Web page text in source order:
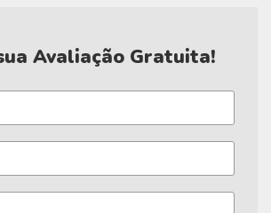
Avaliação Gratuita!